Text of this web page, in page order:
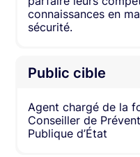
connaissances en
sécurité.
Public cible
Agent chargé de la
Conseiller de
Publique d’État